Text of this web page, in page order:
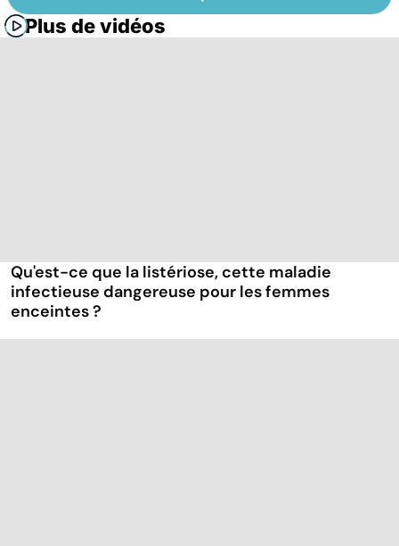
Plus de vidéos
Qu'est-ce que la listériose, cette maladie
infectieuse dangereuse pour les femmes
enceintes ?